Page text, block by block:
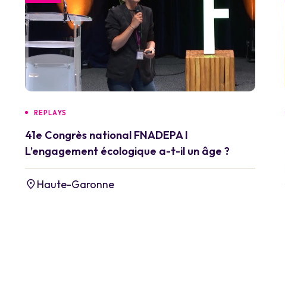
REPLAYS
41e Congrès national FNADEPA I
L’engagement écologique a-t-il un âge ?
Haute-Garonne